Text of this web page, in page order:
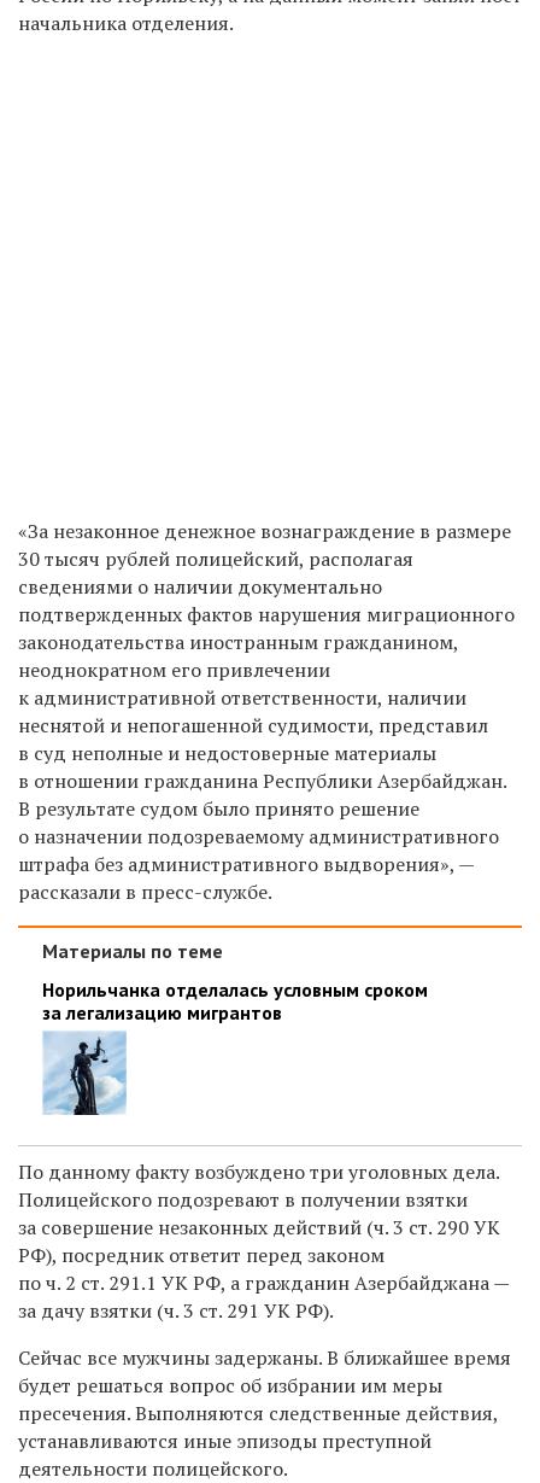
начальника отделения.
«За незаконное денежное вознаграждение в размере
30 тысяч рублей полицейский, располагая
сведениями о наличии документально
подтвержденных фактов нарушения миграционного
законодательства иностранным гражданином,
неоднократном его привлечении
к административной ответственности, наличии
неснятой и непогашенной судимости, представил
в суд неполные и недостоверные материалы
в отношении гражданина Республики Азербайджан.
В результате судом было принято решение
о назначении подозреваемому административного
штрафа без административного выдворения», —
рассказали в пресс-службе.
Материалы по теме
Норильчанка отделалась условным сроком
за легализацию мигрантов
По данному факту возбуждено три уголовных дела.
Полицейского подозревают в получении взятки
за совершение незаконных действий (ч. 3 ст. 290 УК
РФ), посредник ответит перед законом
по ч. 2 ст. 291.1 УК РФ, а гражданин Азербайджана —
за дачу взятки (ч. 3 ст. 291 УК РФ).
Сейчас все мужчины задержаны. В ближайшее время
будет решаться вопрос об избрании им меры
пресечения. Выполняются следственные действия,
устанавливаются иные эпизоды преступной
деятельности полицейского.